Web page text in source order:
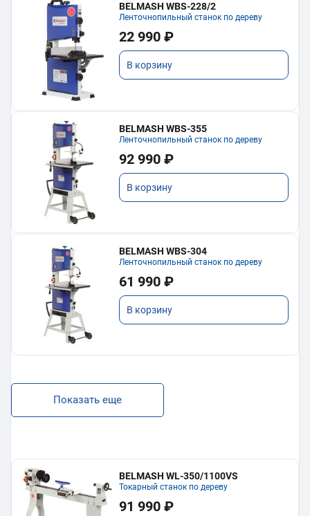
BELMASH WBS-228/2
Ленточнопильный станок по дереву
22 990 ₽
В корзину
BELMASH WBS-355
Ленточнопильный станок по дереву
92 990 ₽
В корзину
BELMASH WBS-304
Ленточнопильный станок по дереву
61 990 ₽
В корзину
Показать еще
BELMASH WL-350/1100VS
Токарный станок по дереву
91 990 ₽